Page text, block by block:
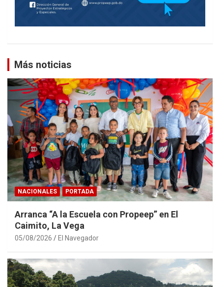
Más noticias
NACIONALES PORTADA
Arranca “A la Escuela con Propeep” en El
Caimito, La Vega
05/08/2026 El Navegador